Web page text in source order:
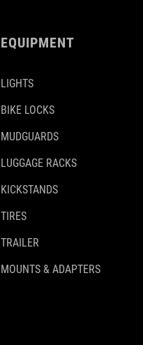
EQUIPMENT
LIGHTS
BIKE LOCKS
MUDGUARDS
LUGGAGE RACKS
KICKSTANDS
TIRES
TRAILER
MOUNTS & ADAPTERS